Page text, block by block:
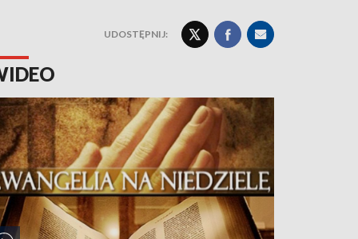
UDOSTĘPNIJ: